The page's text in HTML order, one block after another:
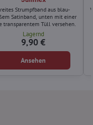
Strumpfband aus blau-
Satinband, unten mit einer
transparentem Tüll versehen.
Lagernd
9,90 €
Ansehen